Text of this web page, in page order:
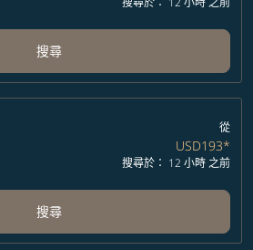
搜尋
從
USD193*
搜尋於： 12 小時 之前
搜尋